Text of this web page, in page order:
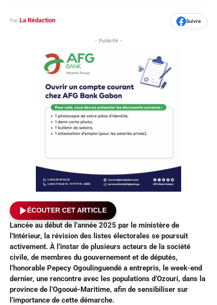
Par La Rédaction Suivre
- Publicité -
ÉCOUTER CET ARTICLE
Lancée au début de l’année 2025 par le ministère de
l’Intérieur, la révision des listes électorales se poursuit
activement. À l’instar de plusieurs acteurs de la société
civile, de membres du gouvernement et de députés,
l’honorable Pepecy Ogoulinguendé a entrepris, le week-end
dernier, une rencontre avec les populations d’Ozouri, dans la
province de l’Ogooué-Maritime, afin de sensibiliser sur
l’importance de cette démarche.